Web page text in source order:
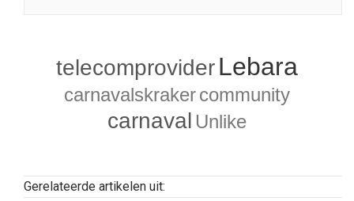
telecomproviderLebara
carnavalskrakercommunity
carnaval Unlike
Gerelateerde artikelen uit: